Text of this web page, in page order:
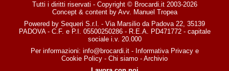
Tutti i diritti riservati - Copyright © Brocardi.it 2003-2026
Concept & content by Avv. Manuel Tropea
Powered by Sequeri S.r.l. - Via Marsilio da Padova 22, 35139
PADOVA - C.F. e P.I. 05500250286 - R.E.A. PD471772 - capitale
sociale i.v. 20.000
Per informazioni: info@brocardi.it- Informativa Privacye
Cookie Policy - Chi siamo - Archivio